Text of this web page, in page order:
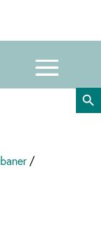
Search
/